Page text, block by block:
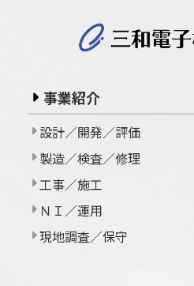
事業紹介
設計／開発／評価
製造／検査／修理
工事／施工
ＮＩ／運用
現地調査／保守